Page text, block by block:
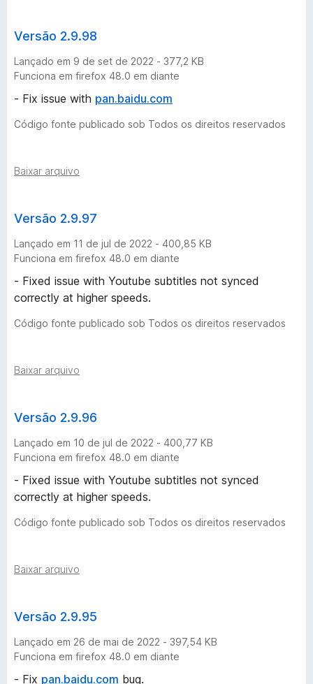
Versão 2.9.98
Lançado em 9 de set de 2022 - 377,2 KB
Funciona em firefox 48.0 em diante
- Fix issue with pan.baidu.com
Código fonte publicado sob Todos os direitos reservados
Baixar arquivo
Versão 2.9.97
Lançado em 11 de jul de 2022 - 400,85 KB
Funciona em firefox 48.0 em diante
- Fixed issue with Youtube subtitles not synced
correctly at higher speeds.
Código fonte publicado sob Todos os direitos reservados
Baixar arquivo
Versão 2.9.96
Lançado em 10 de jul de 2022 - 400,77 KB
Funciona em firefox 48.0 em diante
- Fixed issue with Youtube subtitles not synced
correctly at higher speeds.
Código fonte publicado sob Todos os direitos reservados
Baixar arquivo
Versão 2.9.95
Lançado em 26 de mai de 2022 - 397,54 KB
Funciona em firefox 48.0 em diante
- Fix pan.baidu.com bug.